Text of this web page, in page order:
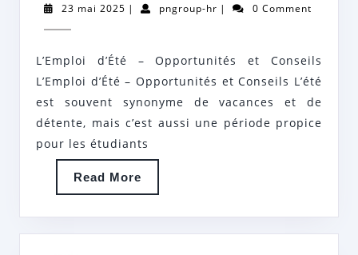
VOTRE
JOB
23 mai 2025 23| pngroup-hrpngroup-
| 0 Comment
L’Emploi d’Été – Opportunités et Conseils
L’Emploi d’Été – Opportunités et Conseils L’été
est souvent synonyme de vacances et de
détente, mais c’est aussi une période propice
pour les étudiants
Read More
More